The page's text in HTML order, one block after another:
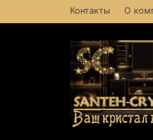
Контакты О